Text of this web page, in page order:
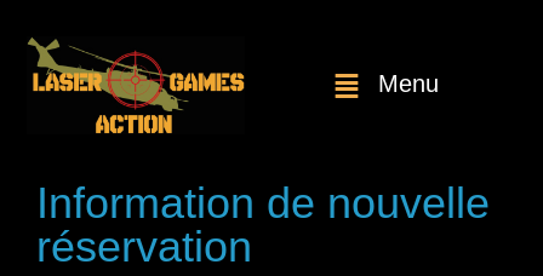
Menu
Information de nouvelle
réservation